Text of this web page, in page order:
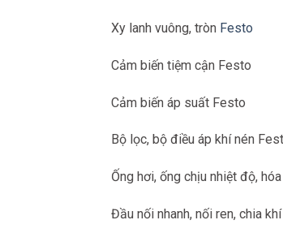
Xy lanh vuông, tròn Festo
Cảm biến tiệm cận Festo
Cảm biến áp suất Festo
Bộ lọc, bộ điều áp khí nén
Ống hơi, ống chịu nhiệt độ,
Đầu nối nhanh, nối ren, chia